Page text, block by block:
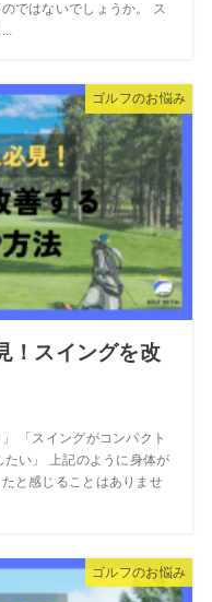
ではないでしょうか。 ス
ゴルフのお悩み
！スイングを改
「スイングがコンパクト
い」 上記のように身体が
と感じることはありませ
ゴルフのお悩み